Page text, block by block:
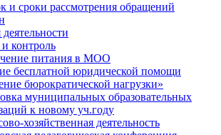
и сроки рассмотрения обращений
контроль
питания в МОО
бесплатной юридической помощи
бюрократической нагрузки»
муниципальных образовательных
к новому уч.году
хозяйственная деятельность